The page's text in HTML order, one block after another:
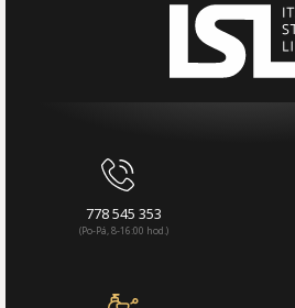
778 545 353
(Po-Pá, 8-16:00 hod.)